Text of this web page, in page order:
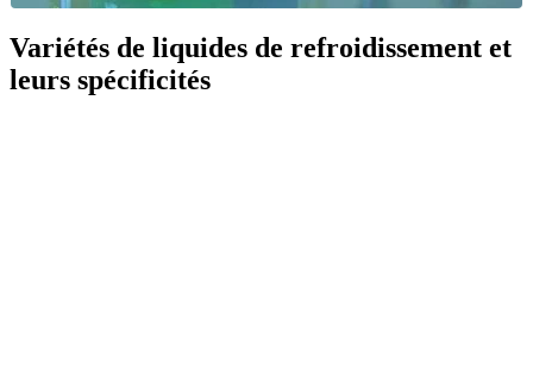
Variétés de liquides de refroidissement et
leurs spécificités